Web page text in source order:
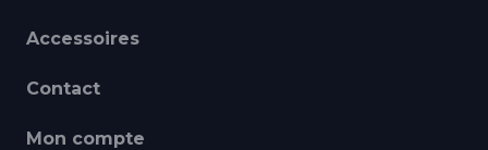
Accessoires
Contact
Mon compte